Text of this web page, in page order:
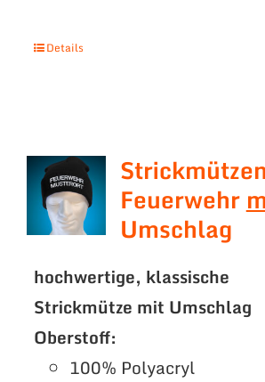
Details
Strickmützen
Feuerwehr
Umschlag
hochwertige, klassische
Strickmütze mit Umschlag
Oberstoff:
100% Polyacryl